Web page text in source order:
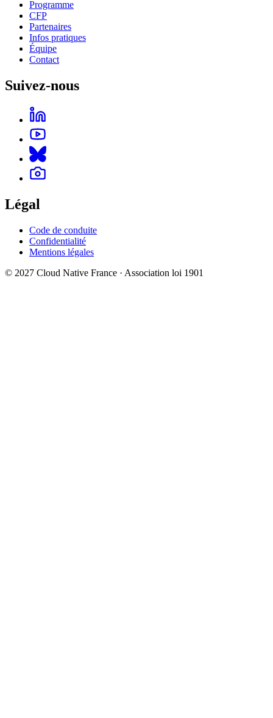
Programme
CFP
Partenaires
Infos pratiques
Équipe
Contact
Suivez-nous
Légal
Code de conduite
Confidentialité
Mentions légales
© 2027 Cloud Native France · Association loi 1901